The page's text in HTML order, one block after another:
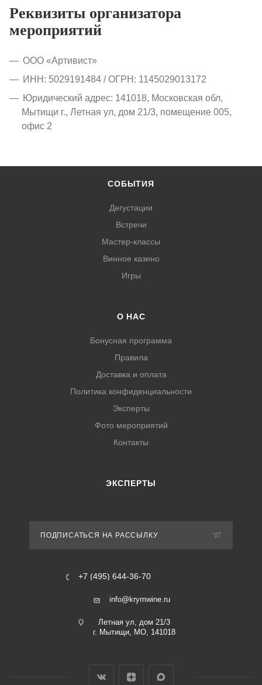
Реквизиты организатора
мероприятий
ООО «Артивист»
ИНН: 5029191484 / ОГРН: 1145029013172
Юридический адрес: 141018, Московская обл,
Мытищи г., Летная ул, дом 21/3, помещение 005,
офис 2
СОБЫТИЯ
Дегустации
Встречи
Мастер-классы
Винное казино
Игры
О НАС
Бонусная программа
Правила
Доставка и оплата
Политика конфиденциальности
Эксперты
Фото мероприятий
Контакты
ЭКСПЕРТЫ
ПОДПИСАТЬСЯ НА РАССЫЛКУ
+7 (495) 644-36-70
info@krymwine.ru
Летная ул, дом 21/3
г. Мытищи, МО, 141018